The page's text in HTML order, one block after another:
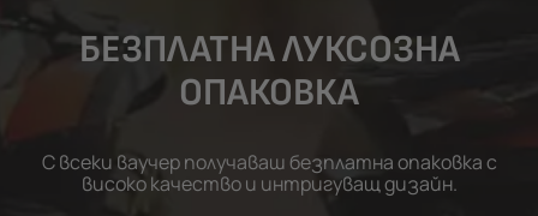
БЕЗПЛАТНА ЛУКСОЗНА
ОПАКОВКА
С всеки ваучер получаваш безплатна опаковка с
високо качество и интригуващ дизайн.